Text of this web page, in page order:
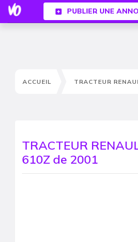
PUBLIER UNE
ACCUEIL TRACTEUR
TRACTEUR
610Z de 2001